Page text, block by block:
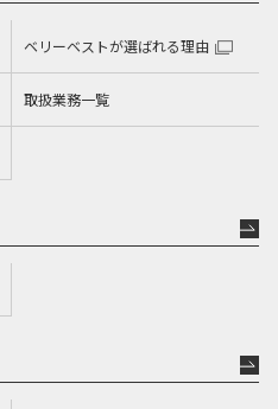
ベリーベストが選ばれる理由
取扱業務一覧